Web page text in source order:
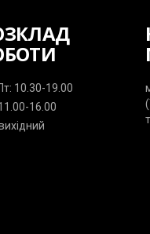
10.30-19.00
16.00